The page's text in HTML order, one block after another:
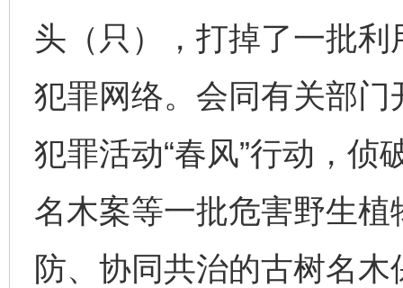
头（只），打掉了一批
犯罪网络。会同有关部
犯罪活动“春风”行动，侦
名木案等一批危害野生
防、协同共治的古树名